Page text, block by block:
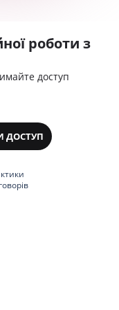
роботи з
доступ
ДОСТУП